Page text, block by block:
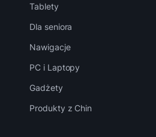
Tablety
Dla seniora
Nawigacje
PC i Laptopy
Gadżety
Produkty z Chin